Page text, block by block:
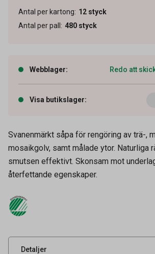
Antal per kartong: 12 styck
Antal per pall : 480 styck
Webblager: Redo att
Visa butikslager:
Svanenmärkt såpa för rengöring av trä-,
mosaikgolv, samt målade ytor. Naturliga
smutsen effektivt. Skonsam mot
återfettande egenskaper.
Detaljer
Artikelnummer
Volym
Tidigare artikelnummer
Leverantörens
UNSPSC